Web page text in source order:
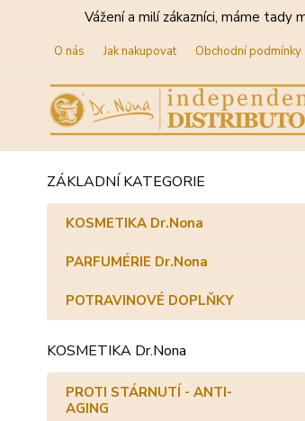
Vážení a milí zákazníci, máme tady
O nás Jak nakupovat Obchodní podmínky
ZÁKLADNÍ KATEGORIE
KOSMETIKA Dr.Nona
PARFUMÉRIE Dr.Nona
POTRAVINOVÉ DOPLŇKY
KOSMETIKA Dr.Nona
PROTI STÁRNUTÍ - ANTI-
AGING